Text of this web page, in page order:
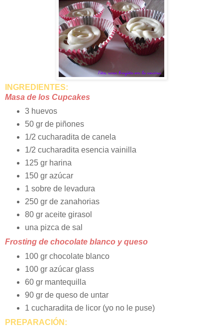
INGREDIENTES:
Masa de los Cupcakes
3 huevos
50 gr de piñones
1/2 cucharadita de canela
1/2 cucharadita esencia vainilla
125 gr harina
150 gr azúcar
1 sobre de levadura
250 gr de zanahorias
80 gr aceite girasol
una pizca de sal
Frosting de chocolate blanco y queso
100 gr chocolate blanco
100 gr azúcar glass
60 gr mantequilla
90 gr de queso de untar
1 cucharadita de licor (yo no le puse)
PREPARACIÓN: